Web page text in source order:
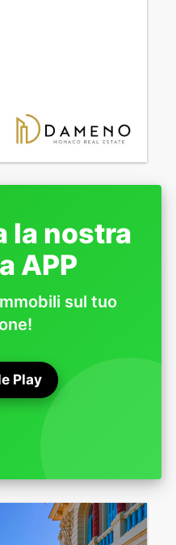
la nostra
APP
sul tuo
Play